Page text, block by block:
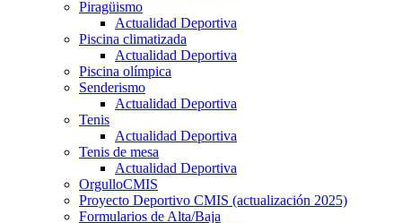
Piragüismo
Actualidad Deportiva
Piscina climatizada
Actualidad Deportiva
Piscina olímpica
Senderismo
Actualidad Deportiva
Tenis
Actualidad Deportiva
Tenis de mesa
Actualidad Deportiva
OrgulloCMIS
Proyecto Deportivo CMIS (actualización 2025)
Formularios de Alta/Baja